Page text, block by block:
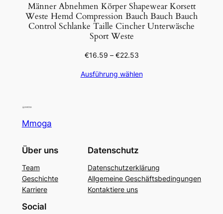
Männer Abnehmen Körper Shapewear Korsett
Weste Hemd Compression Bauch Bauch Bauch
Control Schlanke Taille Cincher Unterwäsche
Sport Weste
€16.59 – €22.53
Ausführung wählen
Mmoga
Über uns
Team
Geschichte
Karriere
Datenschutz
Datenschutzerklärung
Allgemeine Geschäftsbedingungen
Kontaktiere uns
Social